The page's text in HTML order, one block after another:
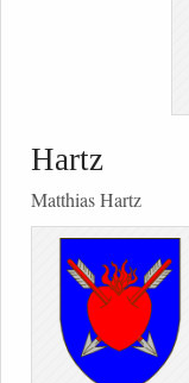
Hartz
Matthias Hartz